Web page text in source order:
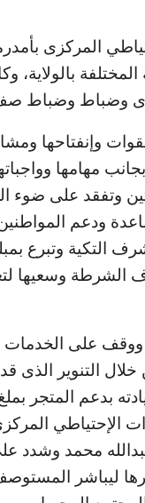
المركزى
بالولاية،
وضباط وضباط
وإنفتاحها
مهامها
وتفقد على ضوء
ودعم المواطنين
وسعيها
ووقف على الخدمات
التنوير الذى
الإحتياطي
محمد وشدد
ليباشر